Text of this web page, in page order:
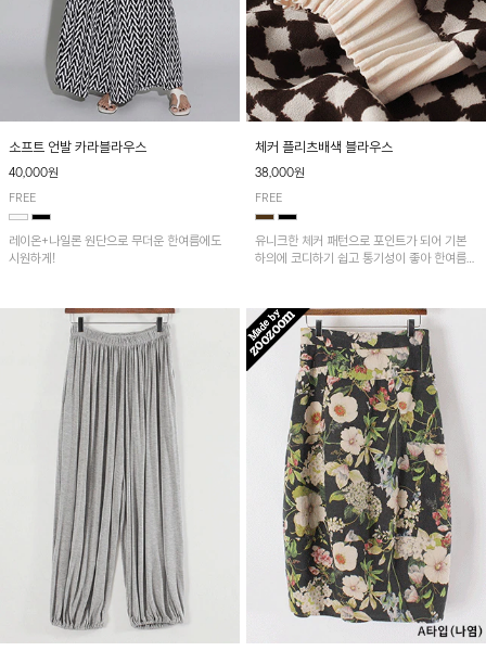
소프트 언발 카라블라우스
40,000원
FREE
레이온+나일론 원단으로 무더운 한여름에도
시원하게!
체커 플리츠배색 블라우스
38,000원
FREE
유니크한 체커 패턴으로 포인트가 되어 기본
하의에 코디하기 쉽고 통기성이 좋아 한여름에